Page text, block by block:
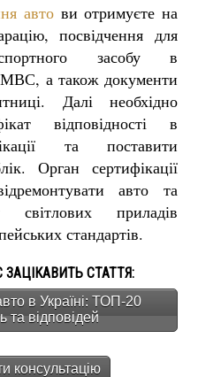
автови отримуєте на
посвідчення для
засобу в
МВС, а також документи
Далі необхідно
відповідності в
та поставити
Орган сертифікації
авто та
світлових приладів
стандартів.
СТАТТЯ:
в Україні: ТОП-20
та відповідей
консультацію